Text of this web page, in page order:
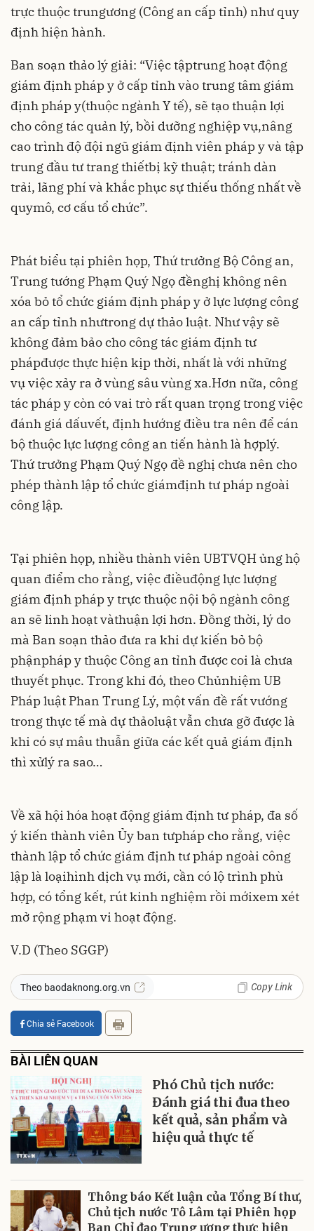
trực thuộc trungương (Công an cấp tỉnh) như quy
định hiện hành.
Ban soạn thảo lý giải: “Việc tậptrung hoạt động
giám định pháp y ở cấp tỉnh vào trung tâm giám
định pháp y(thuộc ngành Y tế), sẽ tạo thuận lợi
cho công tác quản lý, bồi dưỡng nghiệp vụ,nâng
cao trình độ đội ngũ giám định viên pháp y và tập
trung đầu tư trang thiếtbị kỹ thuật; tránh dàn
trải, lãng phí và khắc phục sự thiếu thống nhất về
quymô, cơ cấu tổ chức”.
Phát biểu tại phiên họp, Thứ trưởng Bộ Công an,
Trung tướng Phạm Quý Ngọ đềnghị không nên
xóa bỏ tổ chức giám định pháp y ở lực lượng công
an cấp tỉnh nhưtrong dự thảo luật. Như vậy sẽ
không đảm bảo cho công tác giám định tư
phápđược thực hiện kịp thời, nhất là với những
vụ việc xảy ra ở vùng sâu vùng xa.Hơn nữa, công
tác pháp y còn có vai trò rất quan trọng trong việc
đánh giá dấuvết, định hướng điều tra nên để cán
bộ thuộc lực lượng công an tiến hành là hợplý.
Thứ trưởng Phạm Quý Ngọ đề nghị chưa nên cho
phép thành lập tổ chức giámđịnh tư pháp ngoài
công lập.
Tại phiên họp, nhiều thành viên UBTVQH ủng hộ
quan điểm cho rằng, việc điềuđộng lực lượng
giám định pháp y trực thuộc nội bộ ngành công
an sẽ linh hoạt vàthuận lợi hơn. Đồng thời, lý do
mà Ban soạn thảo đưa ra khi dự kiến bỏ bộ
phậnpháp y thuộc Công an tỉnh được coi là chưa
thuyết phục. Trong khi đó, theo Chủnhiệm UB
Pháp luật Phan Trung Lý, một vấn đề rất vướng
trong thực tế mà dự thảoluật vẫn chưa gỡ được là
khi có sự mâu thuẫn giữa các kết quả giám định
thì xửlý ra sao…
Về xã hội hóa hoạt động giám định tư pháp, đa số
ý kiến thành viên Ủy ban tưpháp cho rằng, việc
thành lập tổ chức giám định tư pháp ngoài công
lập là loạihình dịch vụ mới, cần có lộ trình phù
hợp, có tổng kết, rút kinh nghiệm rồi mớixem xét
mở rộng phạm vi hoạt động.
V.D (Theo SGGP)
Theo baodaknong.org.vn Copy Link
Chia sẻ Facebook
BÀI LIÊN QUAN
Phó Chủ tịch nước:
Đánh giá thi đua theo
kết quả, sản phẩm và
hiệu quả thực tế
Thông báo Kết luận của Tổng Bí thư,
Chủ tịch nước Tô Lâm tại Phiên họp
Ban Chỉ đạo Trung ương thực hiện